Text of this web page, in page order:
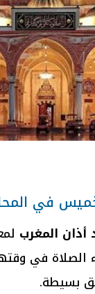
في
أذان المغرب
الصلاة في
بسيطة.